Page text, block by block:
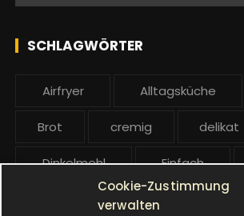
Cookie-Zustimmung
verwalten
c
:
e
ä
SCHLAGWÖRTER
Airfryer Alltagsküche
Brot cremig delikat
Dinkelmehl Einfach